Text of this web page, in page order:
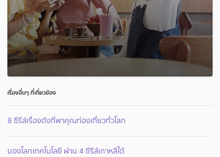
เรื่องอื่นๆ ที่เกี่ยวข้อง
8 ซีรีส์เรื่องดังที่พาคุณท่องเที่ยวทั่วโลก
มองโลกเทคโนโลยี ผ่าน 4 ซีรีส์เกาหลีใต้